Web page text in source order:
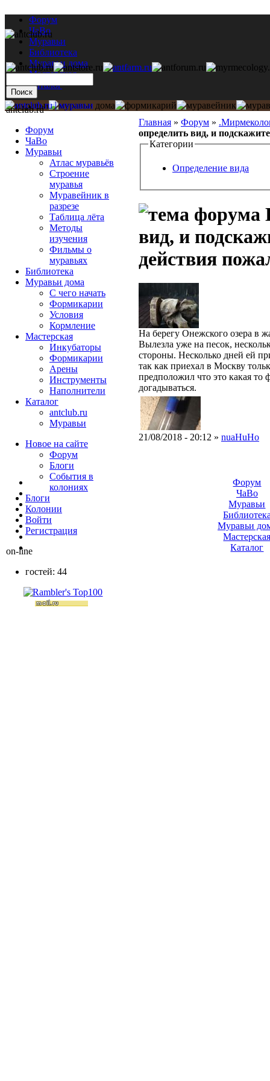
Форум
ЧаВо
Муравьи
Библиотека
Муравьи дома
Мастерская
Каталог
Главная » Форум »
определить вид, и
Категории
Определение вида
вид, и
действия
На берегу Онежского озера в
Вылезла уже на песок,
стороны. Несколько дней ей
так как приехал в Москву
предположил что это какая то
догадываться.
21/08/2018 - 20:12 » nuaHuHo
antclub.ru
Форум
ЧаВо
Муравьи
Атлас муравьёв
Строение
муравья
Муравейник в
разрезе
Таблица лёта
Методы
изучения
Фильмы о
муравьях
Библиотека
Муравьи дома
С чего начать
Формикарии
Условия
Кормление
Мастерская
Инкубаторы
Формикарии
Арены
Инструменты
Наполнители
Каталог
antclub.ru
Муравьи
Новое на сайте
Форум
Блоги
События в
колониях
Блоги
Колонии
Войти
Peгиcтpaция
on-line
гостей: 44
Форум
ЧаВо
Муравьи
Муравьи
Каталог